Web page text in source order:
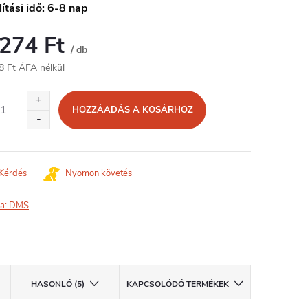
idő: 6-8 nap
Ft / db
Ft ÁFA nélkül
HOZZÁADÁS A KOSÁRHOZ
Kérdés Nyomon követés
DMS
HASONLÓ (5) KAPCSOLÓDÓ TERMÉKEK